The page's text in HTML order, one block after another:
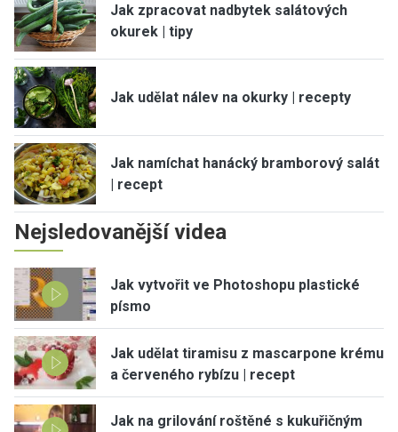
Jak zpracovat nadbytek salátových
okurek | tipy
Jak udělat nálev na okurky | recepty
Jak namíchat hanácký bramborový salát
| recept
Nejsledovanější videa
Jak vytvořit ve Photoshopu plastické
písmo
Jak udělat tiramisu z mascarpone krému
a červeného rybízu | recept
Jak na grilování roštěné s kukuřičným